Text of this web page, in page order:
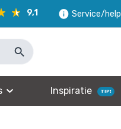
9,1 Service/help
Inspiratie TIP!